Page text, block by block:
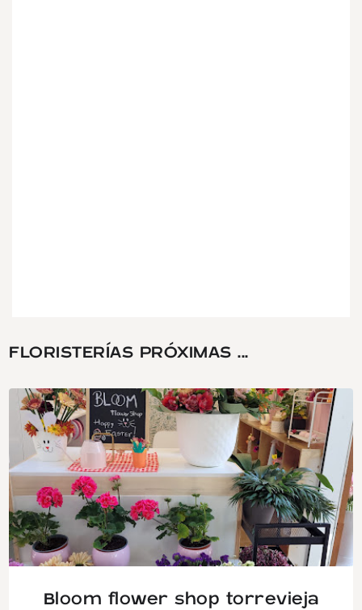
FLORISTERÍAS PRÓXIMAS ...
Bloom flower shop torrevieja